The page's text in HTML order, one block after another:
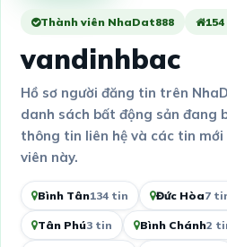
Thành viên NhaDat888
vandinhbac
Hồ sơ người đăng tin trên
danh sách bất động sản đang
thông tin liên hệ và các tin
viên này.
Bình Tân134 tin Đức Hòa7
Tân Phú3 tin Bình Chánh2